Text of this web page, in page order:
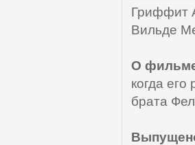
Гриффит
Вильде
О
когда
брата